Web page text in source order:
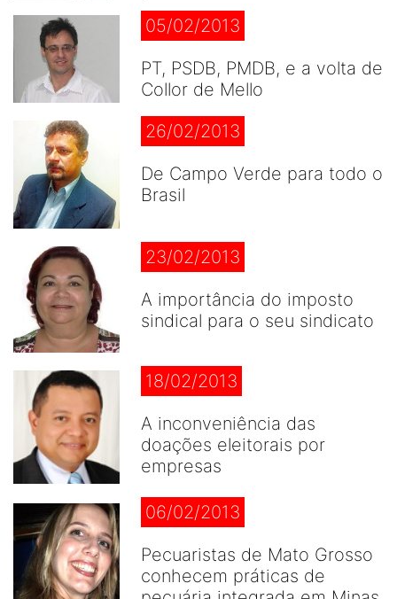
05/02/2013
PT, PSDB, PMDB, e a volta de
Collor de Mello
26/02/2013
De Campo Verde para todo o
Brasil
23/02/2013
A importância do imposto
sindical para o seu sindicato
18/02/2013
A inconveniência das
doações eleitorais por
empresas
06/02/2013
Pecuaristas de Mato Grosso
conhecem práticas de